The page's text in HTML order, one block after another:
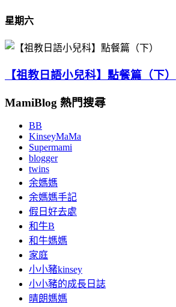
星期六
【祖教日語小兒科】點餐篇（下）
MamiBlog 熱門搜尋
BB
KinseyMaMa
Supermami
blogger
twins
余媽媽
余媽媽手記
假日好去處
和牛B
和牛媽媽
家庭
小小豬kinsey
小小豬的成長日誌
晴朗媽媽